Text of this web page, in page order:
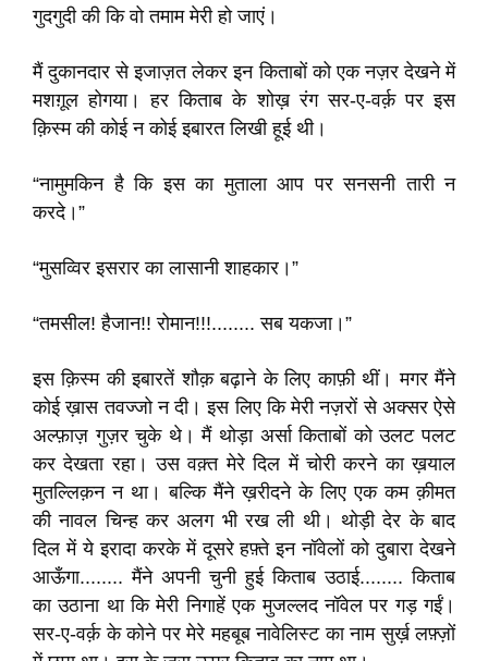
गुदगुदी की कि वो तमाम मेरी हो जाएं।
मैं दुकानदार से इजाज़त लेकर इन किताबों को एक नज़र देखने में
मशग़ूल होगया। हर किताब के शोख़ रंग सर-ए-वर्क़ पर इस
क़िस्म की कोई न कोई इबारत लिखी हूई थी।
“नामुमकिन है कि इस का मुताला आप पर सनसनी तारी न
करदे।”
“मुसव्विर इसरार का लासानी शाहकार।”
“तमसील! हैजान!! रोमान!!!........ सब यकजा।”
इस क़िस्म की इबारतें शौक़ बढ़ाने के लिए काफ़ी थीं। मगर मैंने
कोई ख़ास तवज्जो न दी। इस लिए कि मेरी नज़रों से अक्सर ऐसे
अल्फ़ाज़ गुज़र चुके थे। मैं थोड़ा अर्सा किताबों को उलट पलट
कर देखता रहा। उस वक़्त मेरे दिल में चोरी करने का ख़याल
मुतल्लिक़न न था। बल्कि मैंने ख़रीदने के लिए एक कम क़ीमत
की नावल चिन्ह कर अलग भी रख ली थी। थोड़ी देर के बाद
दिल में ये इरादा करके में दूसरे हफ़्ते इन नॉवेलों को दुबारा देखने
आऊँगा........ मैंने अपनी चुनी हुई किताब उठाई........ किताब
का उठाना था कि मेरी निगाहें एक मुजल्लद नॉवेल पर गड़ गईं।
सर-ए-वर्क़ के कोने पर मेरे महबूब नावेलिस्ट का नाम सुर्ख़ लफ़्ज़ों